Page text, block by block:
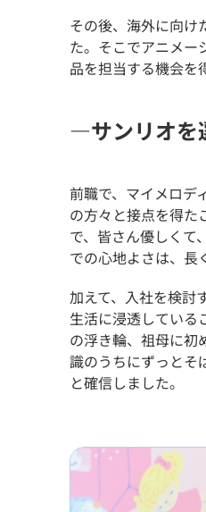
その後、海外に向け
た。そこでアニメー
品を担当する機会を
―サンリオを
前職で、マイメロデ
の方々と接点を得た
で、皆さん優しくて
での心地よさは、長
加えて、入社を検討
生活に浸透している
の浮き輪、祖母に初
識のうちにずっとそ
と確信しました。